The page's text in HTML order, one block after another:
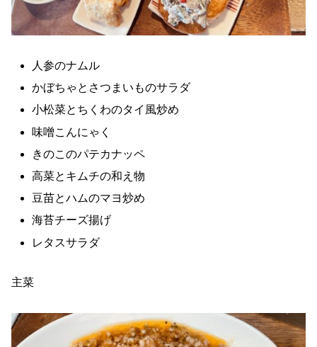
人参のナムル
かぼちゃとさつまいものサラダ
小松菜とちくわのタイ風炒め
味噌こんにゃく
きのこのパテカナッペ
高菜とキムチの和え物
豆苗とハムのマヨ炒め
海苔チーズ揚げ
レタスサラダ
主菜